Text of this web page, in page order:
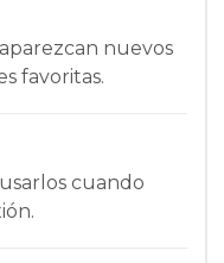
nuevos
favoritas.
cuando